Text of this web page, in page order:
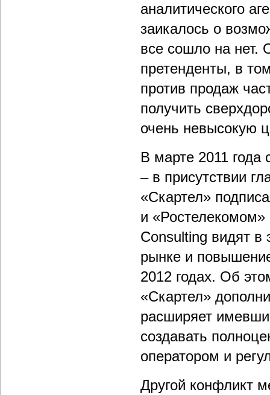
аналитического
заикалось о
все сошло на нет.
претенденты, в
против продаж
получить
очень невысокую
В марте 2011
– в присутствии
«Скартел»
и «Ростелекомом»
Consulting видят в
рынке и
2012 годах. Об
«Скартел»
расширяет
создавать
оператором и
Другой конфликт